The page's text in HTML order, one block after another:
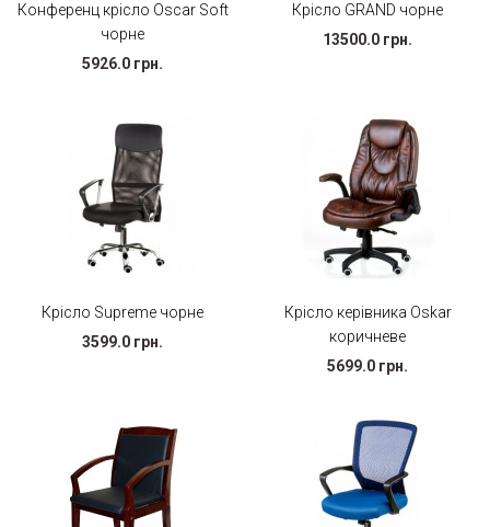
Конференц крісло Oscar Soft
чорне
5926.0 грн.
Крісло GRAND чорне
13500.0 грн.
Крісло Supreme чорне
3599.0 грн.
Крісло керівника Oskar
коричневе
5699.0 грн.